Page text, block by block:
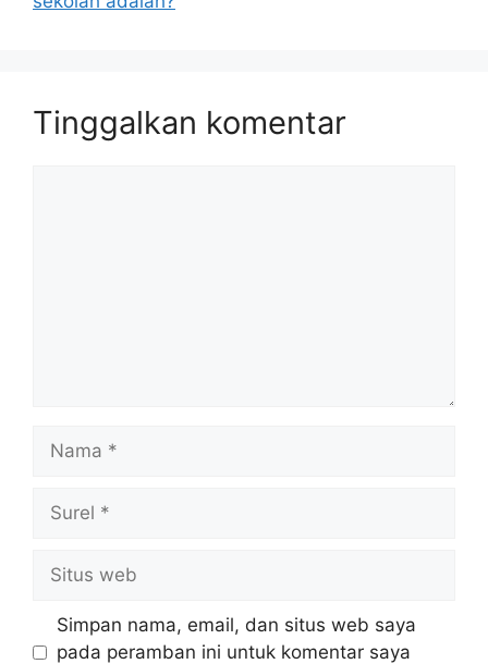
Tinggalkan komentar
web
Simpan nama, email, dan situs web saya
pada peramban ini untuk komentar saya